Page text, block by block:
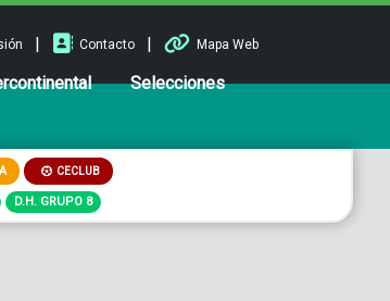
| Contacto | Mapa Web
Selecciones
CECLUB
D.H. GRUPO 8